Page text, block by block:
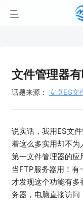
文件管理器
话题来源： 安卓ES文
说实话，我用ES文
着这么多实用却不为
第一文件管理器的应
当FTP服务器用！有
才发现这个功能有
务器，电脑直接访问